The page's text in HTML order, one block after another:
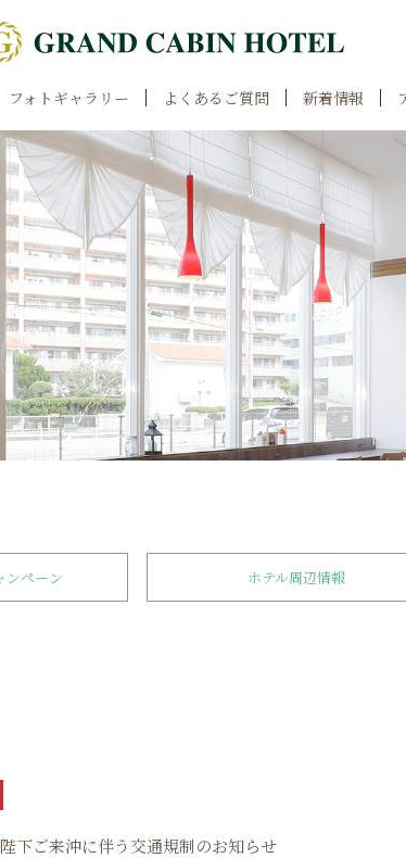
フォトギャラリー よくあるご質問 新着情報
ンペーン ホテル周辺情報
下ご来沖に伴う交通規制のお知らせ